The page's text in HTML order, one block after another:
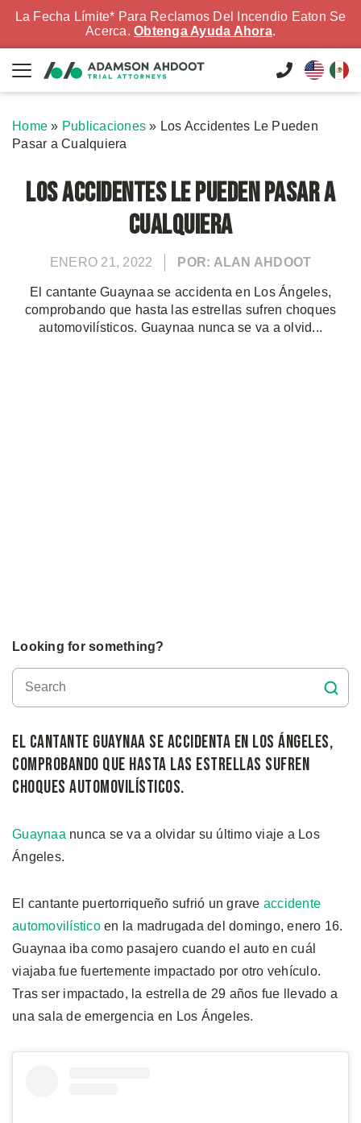
La Fecha Límite* Para Reclamos Del Incendio Eaton Se
Acerca. Obtenga Ayuda Ahora.
Home » Publicaciones » Los Accidentes Le Pueden
Pasar a Cualquiera
Los Accidentes Le Pueden Pasar a
Cualquiera
ENERO 21, 2022 POR: ALAN AHDOOT
El cantante Guaynaa se accidenta en Los Ángeles,
comprobando que hasta las estrellas sufren choques
automovilísticos. Guaynaa nunca se va a olvid...
Looking for something?
El cantante Guaynaa se accidenta en Los Ángeles,
comprobando que hasta las estrellas sufren
choques automovilísticos.
Guaynaa nunca se va a olvidar su último viaje a Los
Ángeles.
El cantante puertorriqueño sufrió un grave accidente
automovilísticoen la madrugada del domingo, enero 16.
Guaynaa iba como pasajero cuando el auto en cuál
viajaba fue fuertemente impactado por otro vehículo.
Tras ser impactado, la estrella de 29 años fue llevado a
una sala de emergencia en Los Ángeles.